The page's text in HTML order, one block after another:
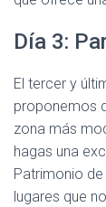
Día 3:
El tercer y
proponemos
zona más
hagas una
Patrimonio
lugares que